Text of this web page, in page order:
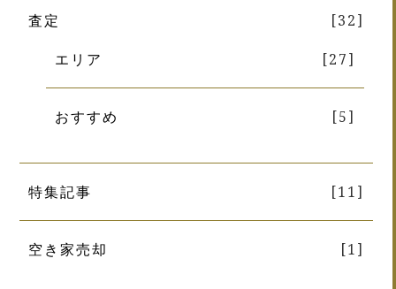
査定
[32]
エリア
[27]
おすすめ [5]
特集記事 [11]
空き家売却 [1]